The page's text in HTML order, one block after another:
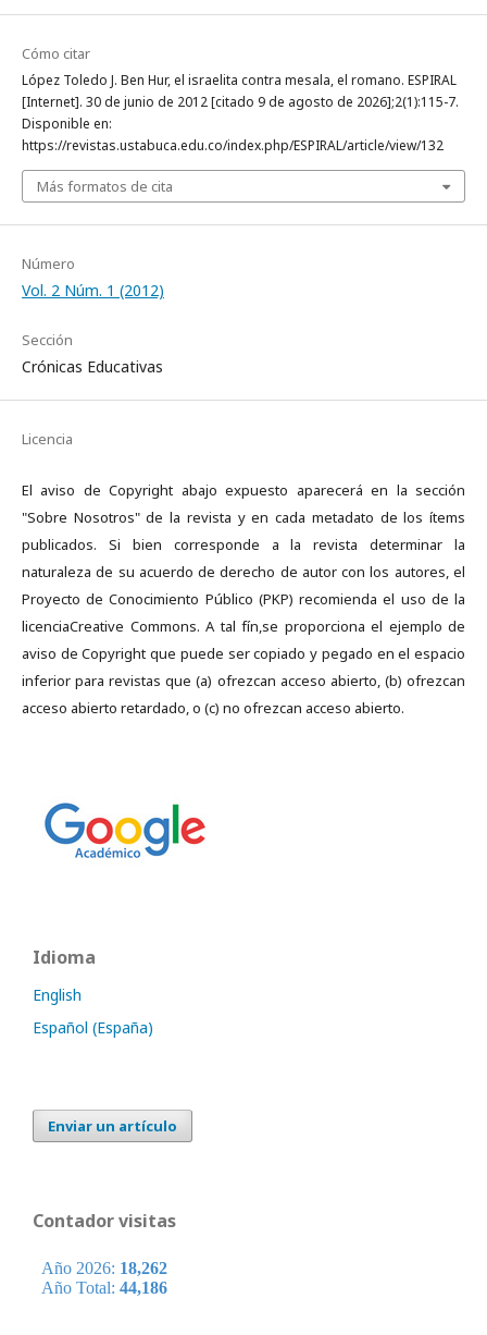
Cómo citar
López Toledo J. Ben Hur, el israelita contra mesala, el romano. ESPIRAL
[Internet]. 30 de junio de 2012 [citado 9 de agosto de 2026];2(1):115-7.
Disponible en:
https://revistas.ustabuca.edu.co/index.php/ESPIRAL/article/view/132
Más formatos de cita
Número
Vol. 2 Núm. 1 (2012)
Sección
Crónicas Educativas
Licencia
El aviso de Copyright abajo expuesto aparecerá en la sección
"Sobre Nosotros" de la revista y en cada metadato de los ítems
publicados. Si bien corresponde a la revista determinar la
naturaleza de su acuerdo de derecho de autor con los autores, el
Proyecto de Conocimiento Público (PKP) recomienda el uso de la
licenciaCreative Commons. A tal fín,se proporciona el ejemplo de
aviso de Copyright que puede ser copiado y pegado en el espacio
inferior para revistas que (a) ofrezcan acceso abierto, (b) ofrezcan
acceso abierto retardado, o (c) no ofrezcan acceso abierto.
Idioma
English
Español (España)
Enviar un artículo
Contador visitas